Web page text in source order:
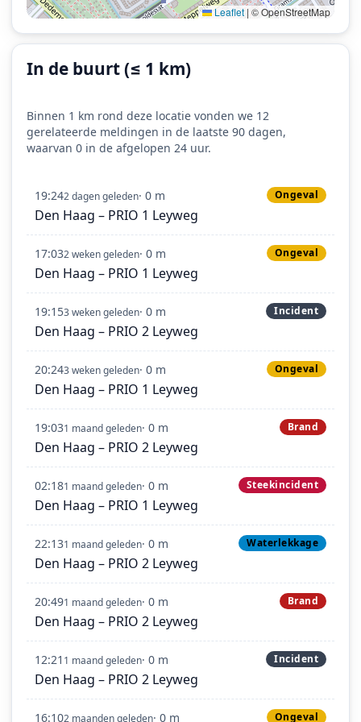
Leaflet | © OpenStreetMap
In de buurt (≤ 1 km)
Binnen 1 km rond deze locatie vonden we 12
gerelateerde meldingen in de laatste 90 dagen,
waarvan 0 in de afgelopen 24 uur.
19:242 dagen geleden· 0 m Ongeval
Den Haag – PRIO 1 Leyweg
17:032 weken geleden· 0 m Ongeval
Den Haag – PRIO 1 Leyweg
19:153 weken geleden· 0 m Incident
Den Haag – PRIO 2 Leyweg
20:243 weken geleden· 0 m Ongeval
Den Haag – PRIO 1 Leyweg
19:031 maand geleden· 0 m Brand
Den Haag – PRIO 2 Leyweg
02:181 maand geleden· 0 m Steekincident
Den Haag – PRIO 1 Leyweg
22:131 maand geleden· 0 m Waterlekkage
Den Haag – PRIO 2 Leyweg
20:491 maand geleden· 0 m Brand
Den Haag – PRIO 2 Leyweg
12:21 1 maand geleden· 0 m Incident
Den Haag – PRIO 2 Leyweg
16:102 maanden geleden· 0 m Ongeval